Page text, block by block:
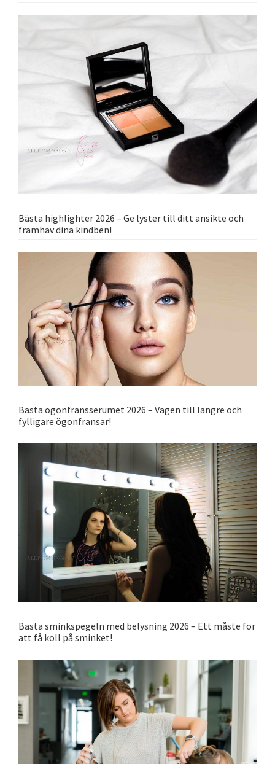
Bästa highlighter 2026 – Ge lyster till ditt ansikte och
framhäv dina kindben!
Bästa ögonfransserumet 2026 – Vägen till längre och
fylligare ögonfransar!
Bästa sminkspegeln med belysning 2026 – Ett måste för
att få koll på sminket!